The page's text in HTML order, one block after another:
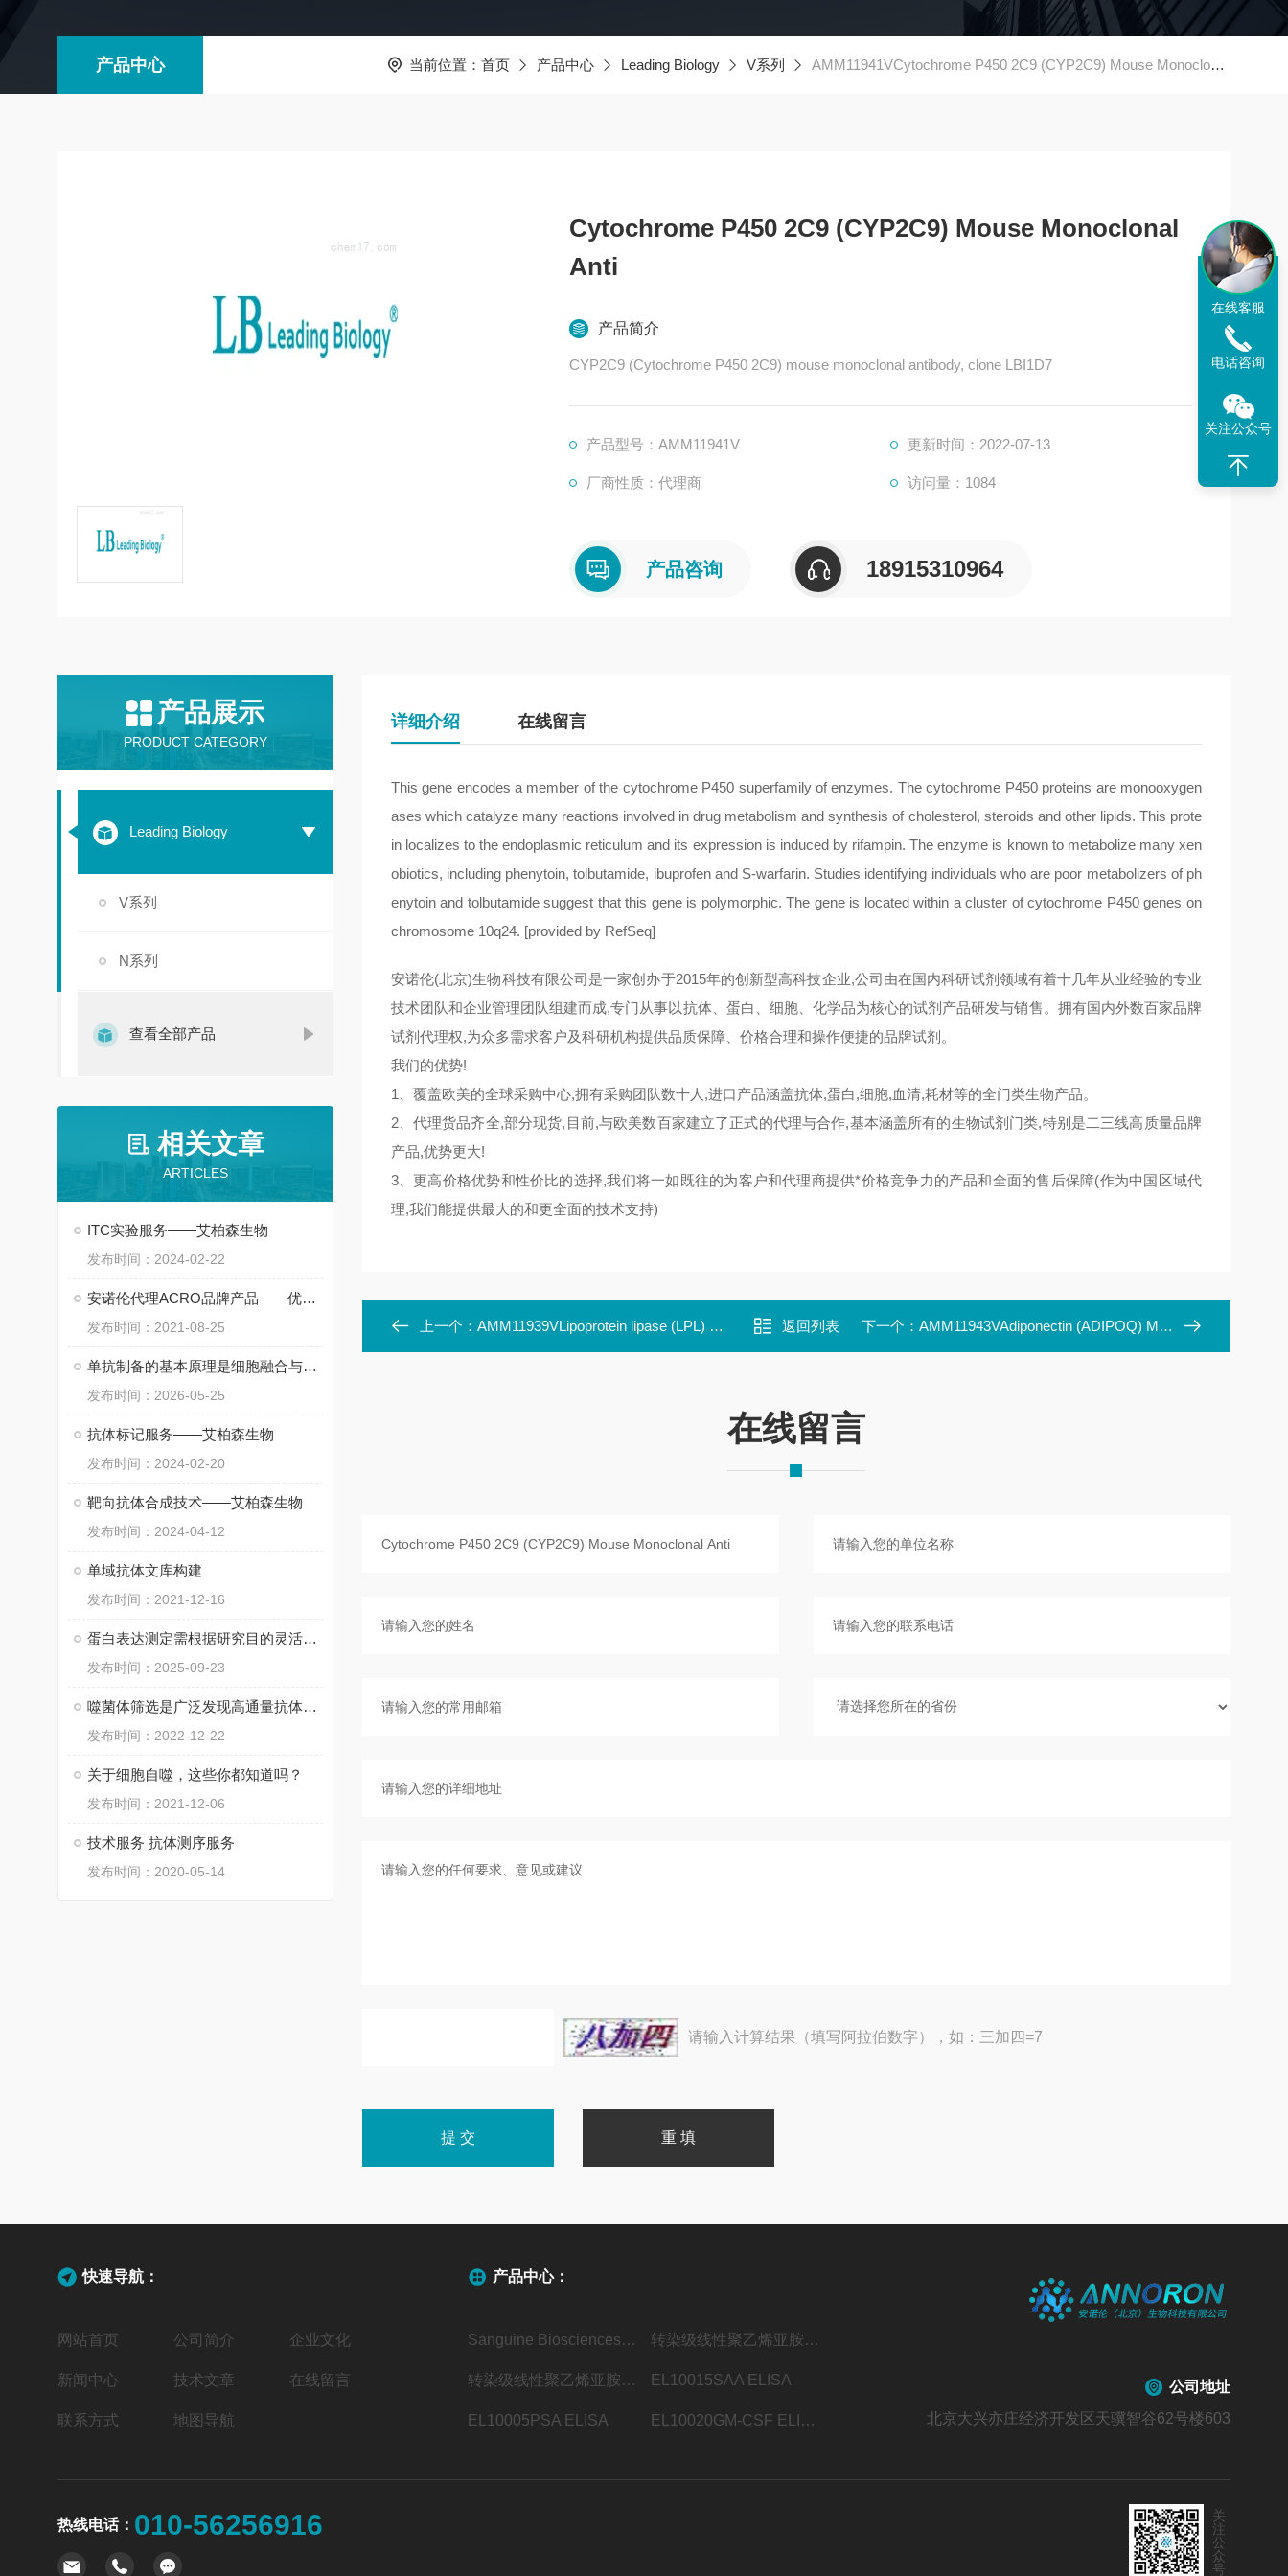
产品中心 当前位置： 首页 产品中心 Leading Biology V系列 AMM11941VCytochrome P450 2C9 (CYP2C9) Mouse Monoclonal Anti
Cytochrome P450 2C9 (CYP2C9) Mouse Monoclonal
Anti
产品简介
CYP2C9 (Cytochrome P450 2C9) mouse monoclonal antibody, clone LBI1D7
产品型号：AMM11941V 更新时间：2022-07-13
厂商性质：代理商 访问量：1084
产品咨询 18915310964
产品展示
PRODUCT CATEGORY
Leading Biology
V系列
N系列
查看全部产品
相关文章
ARTICLES
ITC实验服务——艾柏森生物
发布时间：2024-02-22
安诺伦代理ACRO品牌产品——优质蛋白供应商
发布时间：2021-08-25
单抗制备的基本原理是细胞融合与筛选
发布时间：2026-05-25
抗体标记服务——艾柏森生物
发布时间：2024-02-20
靶向抗体合成技术——艾柏森生物
发布时间：2024-04-12
单域抗体文库构建
发布时间：2021-12-16
蛋白表达测定需根据研究目的灵活选择方法
发布时间：2025-09-23
噬菌体筛选是广泛发现高通量抗体的筛选方法
发布时间：2022-12-22
关于细胞自噬，这些你都知道吗？
发布时间：2021-12-06
技术服务 抗体测序服务
发布时间：2020-05-14
详细介绍 在线留言
This gene encodes a member of the cytochrome P450 superfamily of enzymes. The cytochrome P450 proteins are monooxygen
ases which catalyze many reactions involved in drug metabolism and synthesis of cholesterol, steroids and other lipids. This prote
in localizes to the endoplasmic reticulum and its expression is induced by rifampin. The enzyme is known to metabolize many xen
obiotics, including phenytoin, tolbutamide, ibuprofen and S-warfarin. Studies identifying individuals who are poor metabolizers of ph
enytoin and tolbutamide suggest that this gene is polymorphic. The gene is located within a cluster of cytochrome P450 genes on
chromosome 10q24. [provided by RefSeq]
安诺伦(北京)生物科技有限公司是一家创办于2015年的创新型高科技企业,公司由在国内科研试剂领域有着十几年从业经验的专业
技术团队和企业管理团队组建而成,专门从事以抗体、蛋白、细胞、化学品为核心的试剂产品研发与销售。拥有国内外数百家品牌
试剂代理权,为众多需求客户及科研机构提供品质保障、价格合理和操作便捷的品牌试剂。
我们的优势!
1、覆盖欧美的全球采购中心,拥有采购团队数十人,进口产品涵盖抗体,蛋白,细胞,血清,耗材等的全门类生物产品。
2、代理货品齐全,部分现货,目前,与欧美数百家建立了正式的代理与合作,基本涵盖所有的生物试剂门类,特别是二三线高质量品牌
产品,优势更大!
3、更高价格优势和性价比的选择,我们将一如既往的为客户和代理商提供*价格竞争力的产品和全面的售后保障(作为中国区域代
理,我们能提供最大的和更全面的技术支持)
上一个： AMM11939VLipoprotein lipase (LPL) Mouse Monoclonal Antibody 返回列表 下一个： AMM11943VAdiponectin (ADIPOQ) Mouse Monoclonal Antibody Clo
在线留言
请输入计算结果（填写阿拉伯数字），如：三加四=7
快速导航：
网站首页 公司简介 企业文化
新闻中心 技术文章 在线留言
联系方式 地图导航
产品中心：
Sanguine Biosciences代理 转染级线性聚乙烯亚胺（MW40000）
转染级线性聚乙烯亚胺（MW25000） EL10015SAA ELISA
EL10005PSA ELISA EL10020GM-CSF ELISA
公司地址
北京大兴亦庄经济开发区天骥智谷62号楼603
热线电话： 010-56256916
关
注
公
众
号
在线客服
电话咨询
关注公众号